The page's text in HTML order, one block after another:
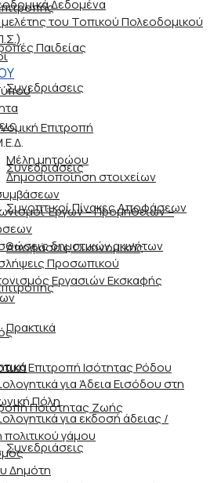
Παιδείας
Συνεδριάσεις
Επιτροπή
Συνεδριάσεις
Συνοπτικοί Πίνακες Αποφάσεων
Αποφάσεις Οικονομικής
Πρακτικά
Επιτροπή Ισότητας Ρόδου
Ποιότητας Ζωής
Συνεδριάσεις
Δεδομένα
του Τοπικού Πολεοδομικού
Μέλη μητρώου
Δημοσιοποίηση στοιχείων
Έργων – Προμηθειών –
δημοτικών ακινήτων
Προσωπικού
Εργασιών Εκσκαφής
για Άδεια Εισόδου στη
Πόλη
για εκδοσή άδειας /
πολιτικού γάμου
Δημότη